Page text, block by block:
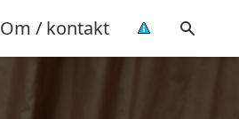
Om / kontakt